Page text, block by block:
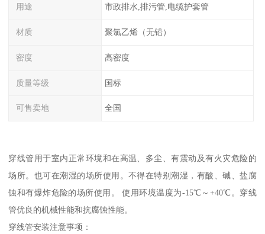
用途 市政排水,排污管,电缆护套管
材质 聚氯乙烯（无铅）
密度 高密度
质量等级 国标
可售卖地 全国
穿线管用于室内正常环境和在高温、多尘、有震动及有火灾危险的
场所。也可在潮湿的场所使用。不得在特别潮湿，有酸、碱、盐腐
蚀和有爆炸危险的场所使用。 使用环境温度为-15℃～+40℃。穿线
管优良的机械性能和抗腐蚀性能。
穿线管安装注意事项：